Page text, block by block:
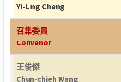
Yi-Ling Cheng
召集委員
Convenor
王俊傑
Chun-chieh Wang